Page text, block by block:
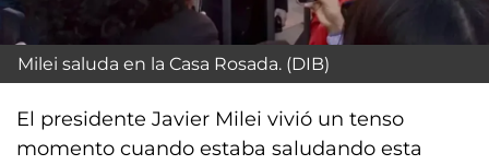
Milei saluda en la Casa Rosada. (DIB)
El presidente Javier Milei vivió un tenso
momento cuando estaba saludando esta